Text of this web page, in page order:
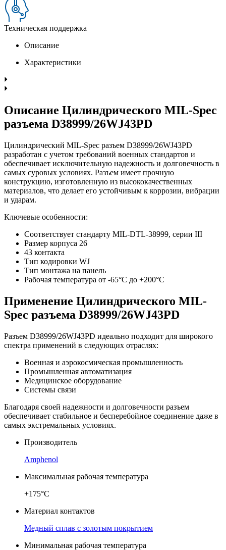
Техническая поддержка
Описание
Характеристики
Описание Цилиндрического MIL-Spec
разъема D38999/26WJ43PD
Цилиндрический MIL-Spec разъем D38999/26WJ43PD
разработан с учетом требований военных стандартов и
обеспечивает исключительную надежность и долговечность в
самых суровых условиях. Разъем имеет прочную
конструкцию, изготовленную из высококачественных
материалов, что делает его устойчивым к коррозии, вибрации
и ударам.
Ключевые особенности:
Соответствует стандарту MIL-DTL-38999, серии III
Размер корпуса 26
43 контакта
Тип кодировки WJ
Тип монтажа на панель
Рабочая температура от -65°C до +200°C
Применение Цилиндрического MIL-
Spec разъема D38999/26WJ43PD
Разъем D38999/26WJ43PD идеально подходит для широкого
спектра применений в следующих отраслях:
Военная и аэрокосмическая промышленность
Промышленная автоматизация
Медицинское оборудование
Системы связи
Благодаря своей надежности и долговечности разъем
обеспечивает стабильное и бесперебойное соединение даже в
самых экстремальных условиях.
Производитель
Amphenol
Максимальная рабочая температура
+175°C
Материал контактов
Медный сплав с золотым покрытием
Минимальная рабочая температура